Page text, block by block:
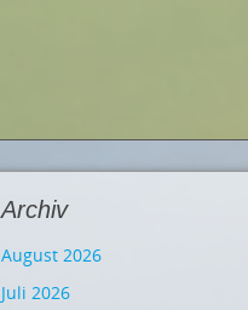
Archiv
August 2026
Juli 2026